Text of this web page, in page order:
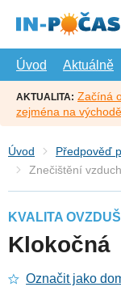
hlavní
Úvod
Aktuálně
AKTUALITA: Začíná
zejména na východě
Úvod Předpověď
Znečištění
KVALITA OVZDUŠÍ
Klokočná
Označit jako